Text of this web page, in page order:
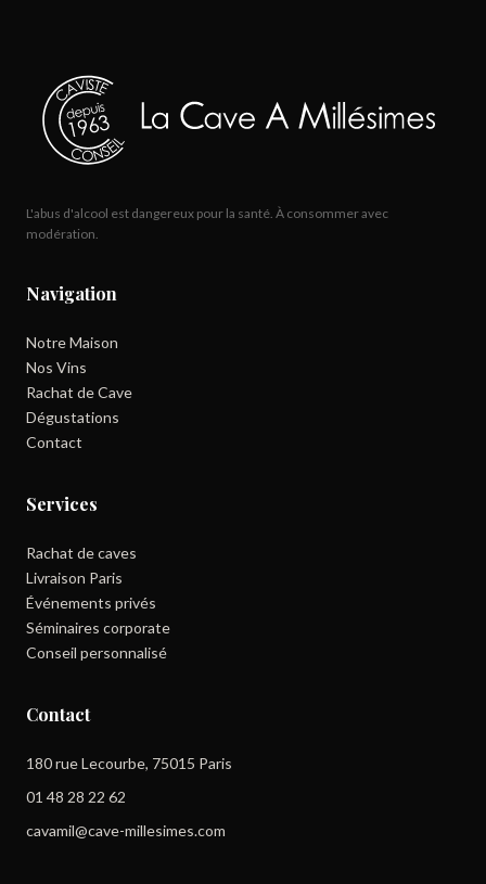
L'abus d'alcool est dangereux pour la santé. À consommer avec
modération.
Navigation
Notre Maison
Nos Vins
Rachat de Cave
Dégustations
Contact
Services
Rachat de caves
Livraison Paris
Événements privés
Séminaires corporate
Conseil personnalisé
Contact
180 rue Lecourbe, 75015 Paris
01 48 28 22 62
cavamil@cave-millesimes.com